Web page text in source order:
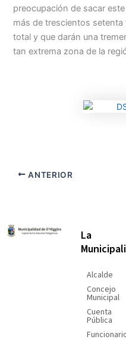
preocupación de sacar
más de trescientos
total y que darán una
tan extrema zona de la
ANTERIOR
La
Alcalde
Concejo
Municipal
Cuenta
Pública